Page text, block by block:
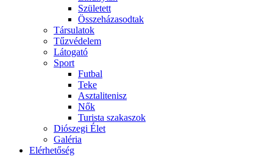
Született
Összeházasodtak
Társulatok
Tűzvédelem
Látogató
Sport
Futbal
Teke
Asztalitenisz
Nők
Turista szakaszok
Diószegi Élet
Galéria
Elérhetőség